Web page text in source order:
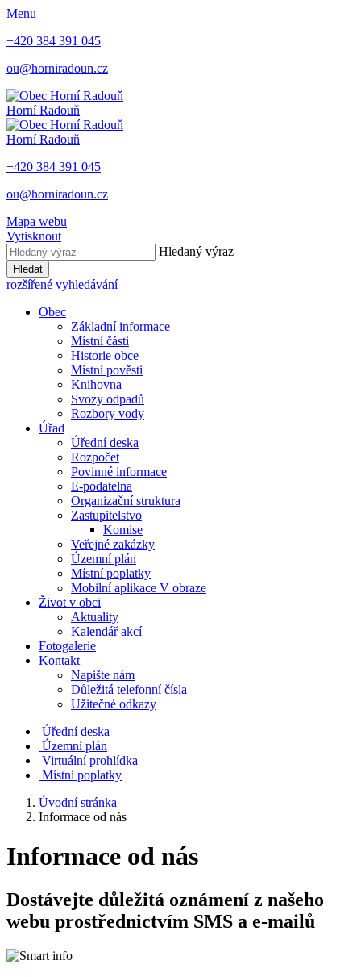
Menu
+420 384 391 045
ou@horniradoun.cz
Horní Radouň
Horní Radouň
+420 384 391 045
ou@horniradoun.cz
Mapa webu
Vytisknout
Hledaný výraz
Hledat
rozšířené vyhledávání
Obec
Základní informace
Místní části
Historie obce
Místní pověsti
Knihovna
Svozy odpadů
Rozbory vody
Úřad
Úřední deska
Rozpočet
Povinné informace
E-podatelna
Organizační struktura
Zastupitelstvo
Komise
Veřejné zakázky
Územní plán
Místní poplatky
Mobilní aplikace V obraze
Život v obci
Aktuality
Kalendář akcí
Fotogalerie
Kontakt
Napište nám
Důležitá telefonní čísla
Užitečné odkazy
Úřední deska
Územní plán
Virtuální prohlídka
Místní poplatky
Úvodní stránka
Informace od nás
Informace od nás
Dostávejte důležitá oznámení z našeho
webu prostřednictvím SMS a e-mailů